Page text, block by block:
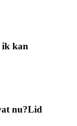
ik kan
nu?Lid